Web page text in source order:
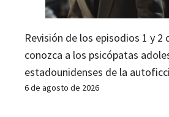
Revisión de los episodios 1 y 2
conozca a los psicópatas
estadounidenses de la
6 de agosto de 2026